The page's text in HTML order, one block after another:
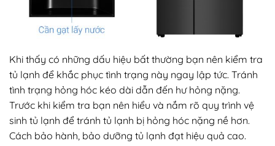
Khi thấy có những dấu hiệu bất thường bạn nên kiểm tra
tủ lạnh để khắc phục tình trạng này ngay lập tức. Tránh
tình trạng hỏng hóc kéo dài dẫn đến hư hỏng nặng.
Trước khi kiểm tra bạn nên hiểu và nắm rõ quy trình vệ
sinh tủ lạnh để tránh tủ lạnh bị hỏng hóc nặng nề hơn.
Cách bảo hành, bảo dưỡng tủ lạnh đạt hiệu quả cao.